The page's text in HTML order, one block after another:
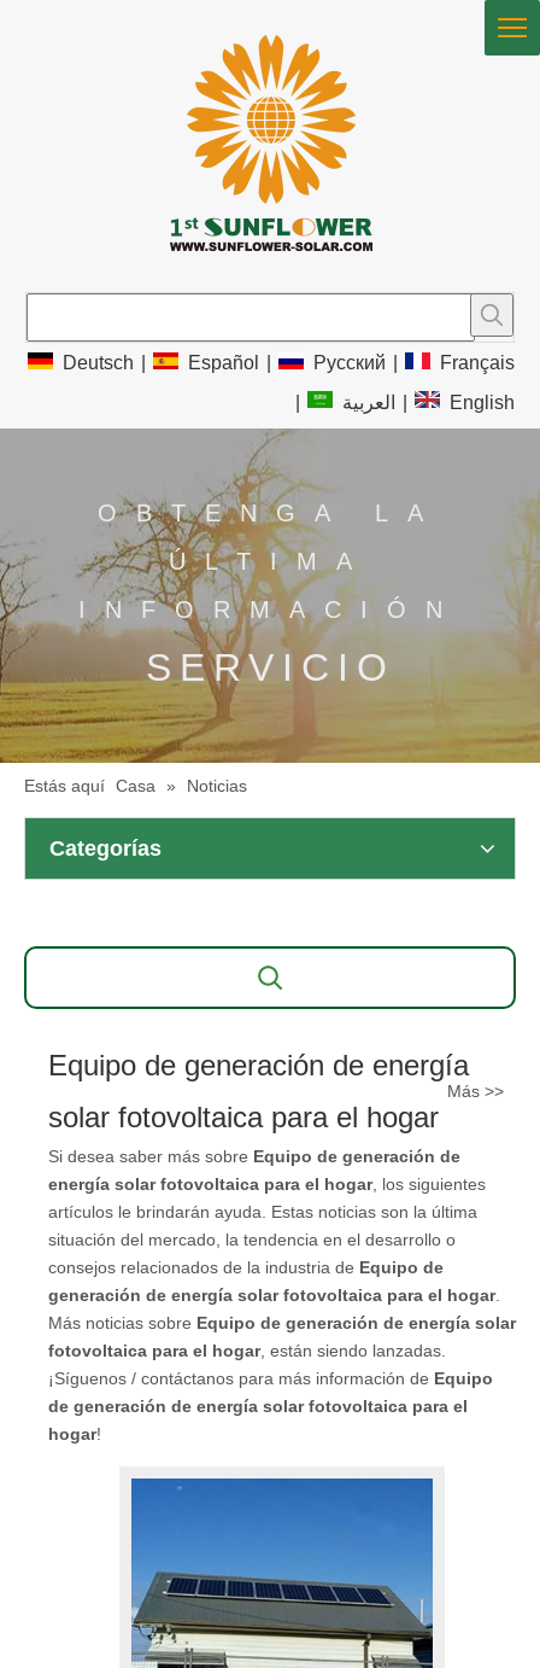
Deutsch Español Pусский
Français
العربية English
OBTENGA LA
ÚLTIMA
INFORMACIÓN
SERVICIO
Estás aquí Casa » Noticias
Categorías
Equipo de generación de energía
solar fotovoltaica para el hogar
Más >>
Si desea saber más sobre Equipo de generación de
energía solar fotovoltaica para el hogar, los siguientes
artículos le brindarán ayuda. Estas noticias son la última
situación del mercado, la tendencia en el desarrollo o
consejos relacionados de la industria de Equipo de
generación de energía solar fotovoltaica para el hogar.
Más noticias sobre Equipo de generación de energía solar
fotovoltaica para el hogar, están siendo lanzadas.
¡Síguenos / contáctanos para más información de Equipo
de generación de energía solar fotovoltaica para el
hogar!